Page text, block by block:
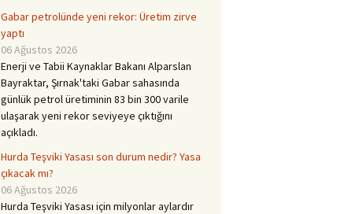
Gabar petrolünde yeni rekor: Üretim zirve
yaptı
06 Ağustos 2026
Enerji ve Tabii Kaynaklar Bakanı Alparslan
Bayraktar, Şırnak'taki Gabar sahasında
günlük petrol üretiminin 83 bin 300 varile
ulaşarak yeni rekor seviyeye çıktığını
açıkladı.
Hurda Teşviki Yasası son durum nedir? Yasa
çıkacak mı?
06 Ağustos 2026
Hurda Teşviki Yasası için milyonlar aylardır